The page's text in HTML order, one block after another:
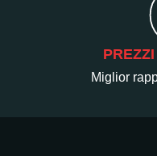
Miglior